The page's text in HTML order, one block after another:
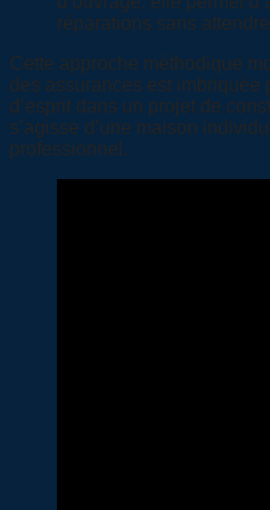
réparations sans
Cette approche méthodique
des assurances est imbriquée
d’esprit dans un projet de
s’agisse d’une maison
professionnel.